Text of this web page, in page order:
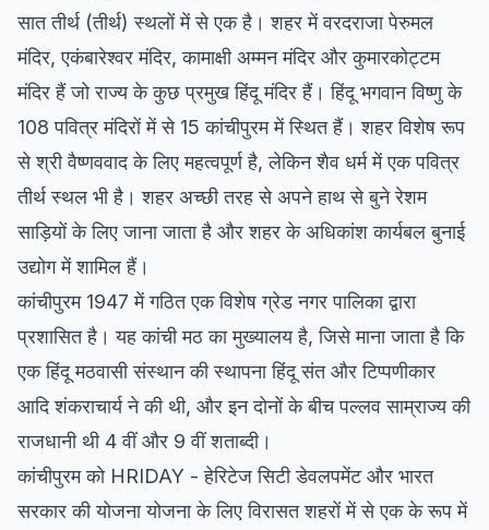
सात तीर्थ (तीर्थ) स्थलों में से एक है। शहर में वरदराजा पेरुमल
मंदिर, एकंबारेश्वर मंदिर, कामाक्षी अम्मन मंदिर और कुमारकोट्टम
मंदिर हैं जो राज्य के कुछ प्रमुख हिंदू मंदिर हैं। हिंदू भगवान विष्णु के
108 पवित्र मंदिरों में से 15 कांचीपुरम में स्थित हैं। शहर विशेष रूप
से श्री वैष्णववाद के लिए महत्वपूर्ण है, लेकिन शैव धर्म में एक पवित्र
तीर्थ स्थल भी है। शहर अच्छी तरह से अपने हाथ से बुने रेशम
साड़ियों के लिए जाना जाता है और शहर के अधिकांश कार्यबल बुनाई
उद्योग में शामिल हैं।
कांचीपुरम 1947 में गठित एक विशेष ग्रेड नगर पालिका द्वारा
प्रशासित है। यह कांची मठ का मुख्यालय है, जिसे माना जाता है कि
एक हिंदू मठवासी संस्थान की स्थापना हिंदू संत और टिप्पणीकार
आदि शंकराचार्य ने की थी, और इन दोनों के बीच पल्लव साम्राज्य की
राजधानी थी 4 वीं और 9 वीं शताब्दी।
कांचीपुरम को HRIDAY - हेरिटेज सिटी डेवलपमेंट और भारत
सरकार की योजना योजना के लिए विरासत शहरों में से एक के रूप में